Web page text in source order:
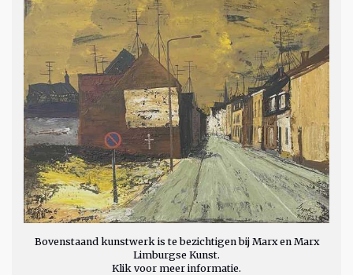
Bovenstaand kunstwerk is te bezichtigen bij Marx en Marx
Limburgse Kunst.
Klik voor meer informatie.